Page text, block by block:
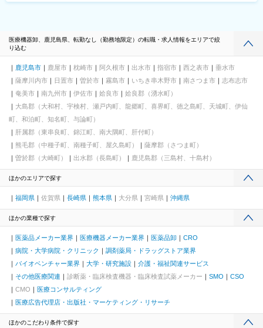
医療機器卸、鹿児島県、転勤なし（勤務地限定）の転職・求人情報をエリアで絞
り込む
鹿児島市 鹿屋市 枕崎市 阿久根市 出水市 指宿市 西之表市
垂水市
薩摩川内市
日置市 曽於市 霧島市 いちき串木野市 南さつま市
志布志市
奄美市
南九州市 伊佐市 姶良市
姶良郡（湧水町）
大島郡（大和村、宇検村、瀬戸内町、龍郷町、喜界町、徳之島町、天城町、伊仙
町、和泊町、知名町、与論町）
肝属郡（東串良町、錦江町、南大隅町、肝付町）
熊毛郡（中種子町、南種子町、屋久島町）
薩摩郡（さつま町）
曽於郡（大崎町）
出水郡（長島町） 鹿児島郡（三島村、十島村）
ほかのエリアで探す
福岡県 佐賀県 長崎県 熊本県 大分県 宮崎県 沖縄県
ほかの業種で探す
医薬品メーカー業界 医療機器メーカー業界 医薬品卸
CRO
病院・大学病院・クリニック
調剤薬局・ドラッグストア業界
バイオベンチャー業界
大学・研究施設
介護・福祉関連サービス
その他医療関連
診断薬・臨床検査機器・臨床検査試薬メーカー SMO
CSO
CMO
医療コンサルティング
医療広告代理店・出版社・マーケティング・リサーチ
ほかのこだわり条件で探す